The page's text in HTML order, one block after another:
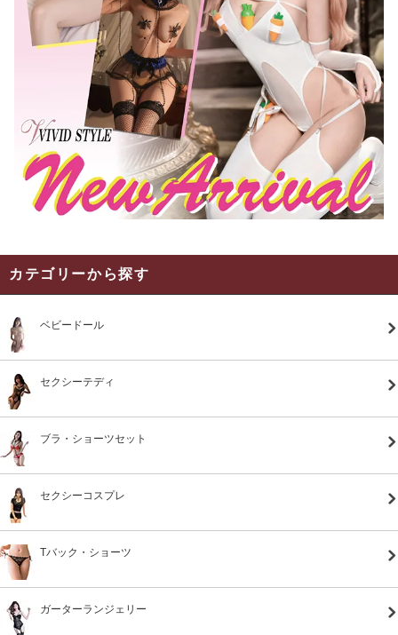
カテゴリーから探す
ベビードール
セクシーテディ
ブラ・ショーツセット
セクシーコスプレ
Tバック・ショーツ
ガーターランジェリー